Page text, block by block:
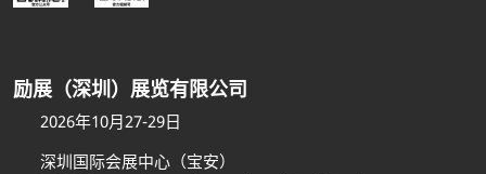
励展（深圳）展览有限公司
2026年10月27-29日
深圳国际会展中心（宝安）